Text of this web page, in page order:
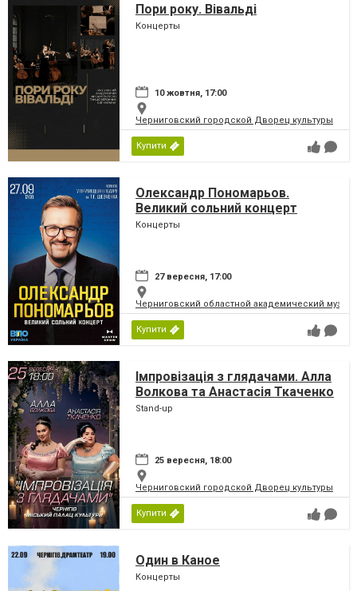
Пори року. Вівальді
Концерты
10 жовтня, 17:00
Черниговский городской Дворец культуры
Купити
Олександр Пономарьов.
Великий сольний концерт
Концерты
27 вересня, 17:00
Черниговский областной академический
Купити
Імпровізація з глядачами. Алла
Волкова та Анастасія Ткаченко
Stand-up
25 вересня, 18:00
Черниговский городской Дворец культуры
Купити
Один в Каное
Концерты